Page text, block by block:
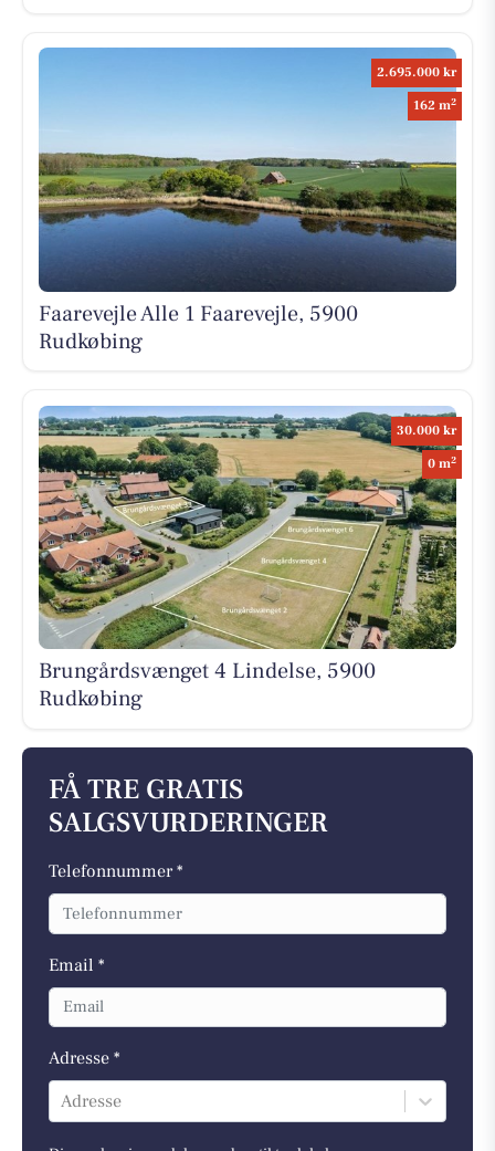
2.695.000 kr
162 m2
Faarevejle Alle 1 Faarevejle, 5900
Rudkøbing
30.000 kr
0 m2
Brungårdsvænget 4 Lindelse, 5900
Rudkøbing
FÅ TRE GRATIS
SALGSVURDERINGER
Telefonnummer *
Email *
Adresse *
Adresse